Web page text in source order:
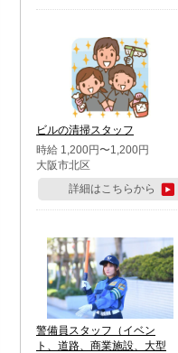
市・行田市・秩父市・所沢
市・鶴ケ島市・千葉市中央
区・市川市・松戸市・習志野
市・柏市・流山市・八千代
市・足立区・江戸川区・八王
子市・町田市
ビルの清掃スタッフ
時給 1,200円〜1,200円
大阪市北区
詳細はこちらから
警備員スタッフ（イベン
ト、道路、商業施設、大型